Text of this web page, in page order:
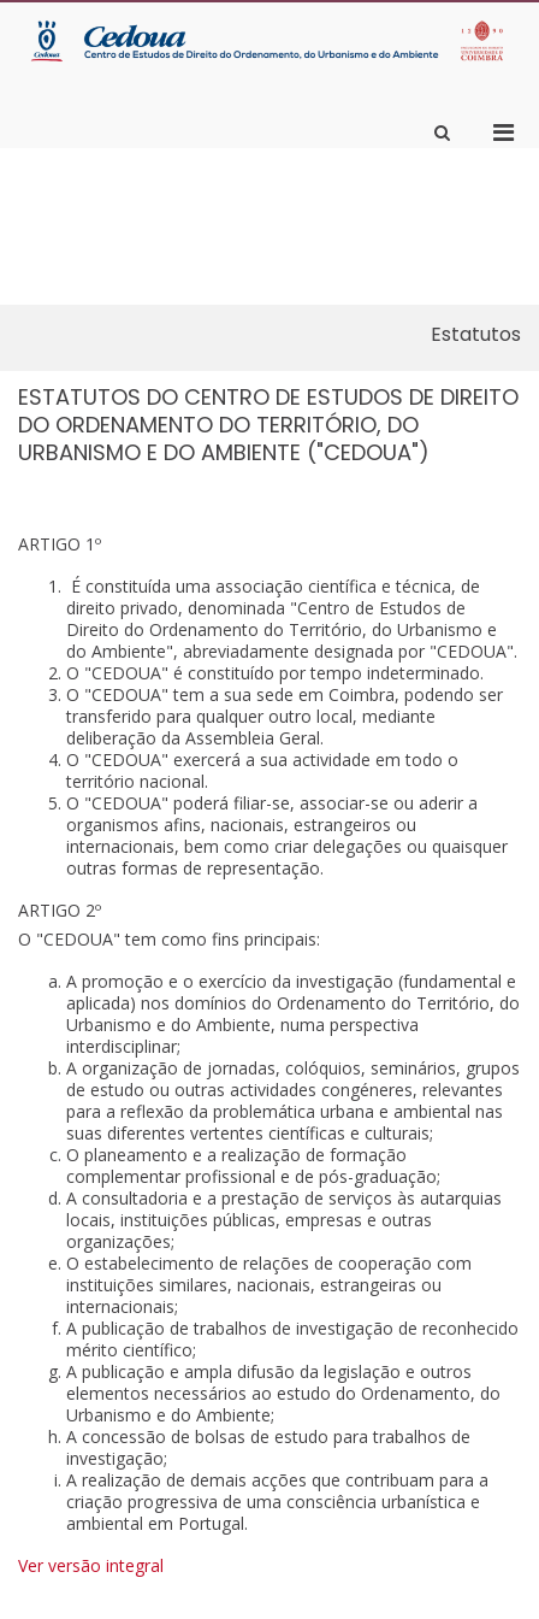
Show
Estatutos
ESTATUTOS DO CENTRO DE ESTUDOS DE DIREITO
DO ORDENAMENTO DO TERRITÓRIO, DO
URBANISMO E DO AMBIENTE ("CEDOUA")
ARTIGO 1º
É constituída uma associação científica e técnica, de
direito privado, denominada "Centro de Estudos de
Direito do Ordenamento do Território, do Urbanismo e
do Ambiente", abreviadamente designada por "CEDOUA".
O "CEDOUA" é constituído por tempo indeterminado.
O "CEDOUA" tem a sua sede em Coimbra, podendo ser
transferido para qualquer outro local, mediante
deliberação da Assembleia Geral.
O "CEDOUA" exercerá a sua actividade em todo o
território nacional.
O "CEDOUA" poderá filiar-se, associar-se ou aderir a
organismos afins, nacionais, estrangeiros ou
internacionais, bem como criar delegações ou quaisquer
outras formas de representação.
ARTIGO 2º
O "CEDOUA" tem como fins principais:
A promoção e o exercício da investigação (fundamental e
aplicada) nos domínios do Ordenamento do Território, do
Urbanismo e do Ambiente, numa perspectiva
interdisciplinar;
A organização de jornadas, colóquios, seminários, grupos
de estudo ou outras actividades congéneres, relevantes
para a reflexão da problemática urbana e ambiental nas
suas diferentes vertentes científicas e culturais;
O planeamento e a realização de formação
complementar profissional e de pós-graduação;
A consultadoria e a prestação de serviços às autarquias
locais, instituições públicas, empresas e outras
organizações;
O estabelecimento de relações de cooperação com
instituições similares, nacionais, estrangeiras ou
internacionais;
A publicação de trabalhos de investigação de reconhecido
mérito científico;
A publicação e ampla difusão da legislação e outros
elementos necessários ao estudo do Ordenamento, do
Urbanismo e do Ambiente;
A concessão de bolsas de estudo para trabalhos de
investigação;
A realização de demais acções que contribuam para a
criação progressiva de uma consciência urbanística e
ambiental em Portugal.
Ver versão integral